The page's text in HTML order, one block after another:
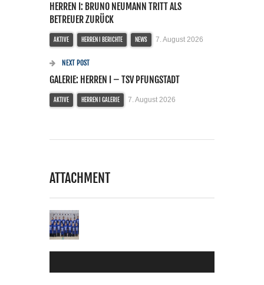
HERREN I: BRUNO NEUMANN TRITT ALS
BETREUER ZURÜCK
AKTIVE HERREN I BERICHTE NEWS 7. August 2026
NEXT POST
GALERIE: HERREN I – TSV PFUNGSTADT
AKTIVE HERREN I GALERIE 7. August 2026
ATTACHMENT